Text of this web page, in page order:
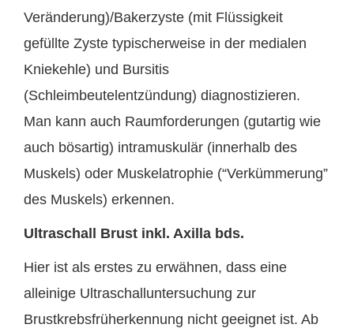
Veränderung)/Bakerzyste (mit Flüssigkeit
gefüllte Zyste typischerweise in der medialen
Kniekehle) und Bursitis
(Schleimbeutelentzündung) diagnostizieren.
Man kann auch Raumforderungen (gutartig wie
auch bösartig) intramuskulär (innerhalb des
Muskels) oder Muskelatrophie (“Verkümmerung”
des Muskels) erkennen.
Ultraschall Brust inkl. Axilla bds.
Hier ist als erstes zu erwähnen, dass eine
alleinige Ultraschalluntersuchung zur
Brustkrebsfrüherkennung nicht geeignet ist. Ab